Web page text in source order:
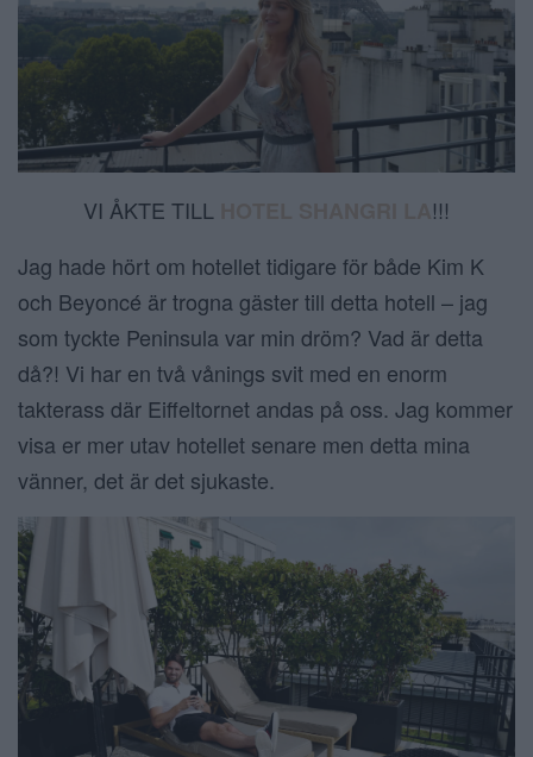
VI ÅKTE TILL
!!!
Jag hade hört om hotellet tidigare för både Kim K
och Beyoncé är trogna gäster till detta hotell – jag
som tyckte Peninsula var min dröm? Vad är detta
då?! Vi har en två vånings svit med en enorm
takterass där Eiffeltornet andas på oss. Jag kommer
visa er mer utav hotellet senare men detta mina
vänner, det är det sjukaste.